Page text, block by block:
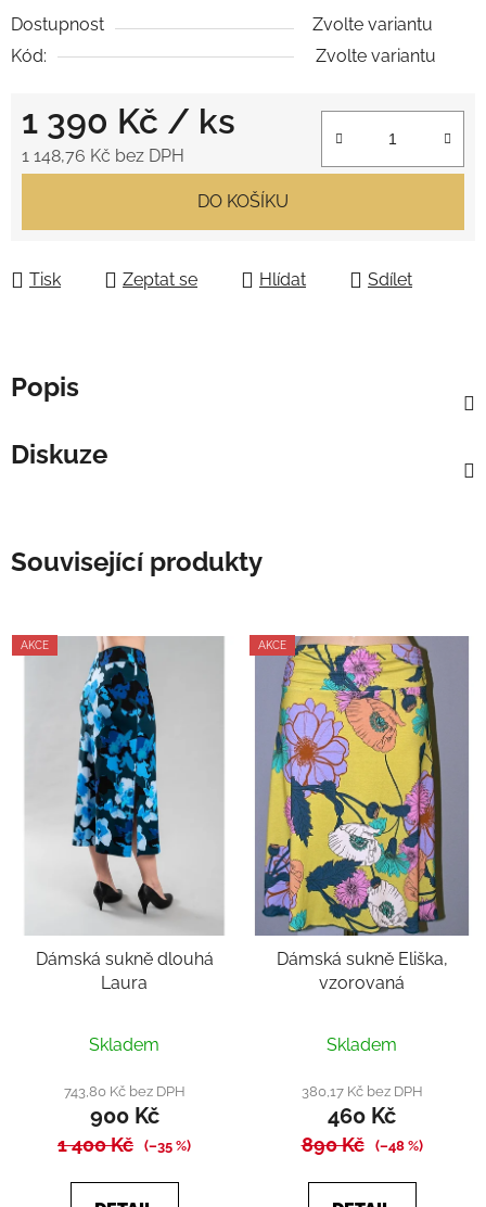
Dostupnost
Zvolte variantu
Kód:
Zvolte variantu
1 390 Kč / ks
1 148,76 Kč bez DPH
DO KOŠÍKU
Tisk Zeptat se Hlídat Sdílet
Popis
Diskuze
Související produkty
AKCE
Dámská sukně dlouhá
Laura
Skladem
743,80 Kč bez DPH
900 Kč
1 400 Kč (–35 %)
AKCE
Dámská sukně Eliška,
vzorovaná
hodnocení
produktu
je
5,0
5
Skladem
380,17 Kč bez DPH
460 Kč
890 Kč (–48 %)